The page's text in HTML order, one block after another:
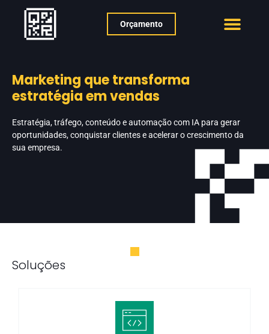
Orçamento
Marketing que transforma
estratégia em vendas
Estratégia, tráfego, conteúdo e automação com IA para gerar
oportunidades, conquistar clientes e acelerar o crescimento da
sua empresa.
Soluções